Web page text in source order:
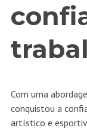
Com uma
conquistou a
artístico e